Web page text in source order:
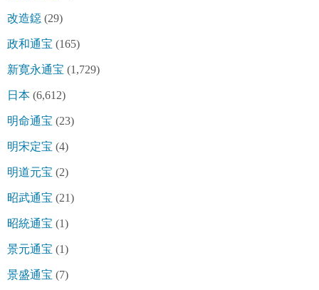
改造鐚 (29)
政和通宝 (165)
新寛永通宝 (1,729)
日本 (6,612)
明命通宝 (23)
明宋定宝 (4)
明道元宝 (2)
昭武通宝 (21)
昭統通宝 (1)
景元通宝 (1)
景盛通宝 (7)